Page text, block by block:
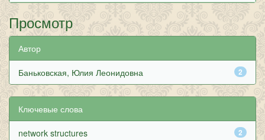
Просмотр
Автор
2
Баньковская, Юлия Леонидовна
Ключевые слова
2
network structures